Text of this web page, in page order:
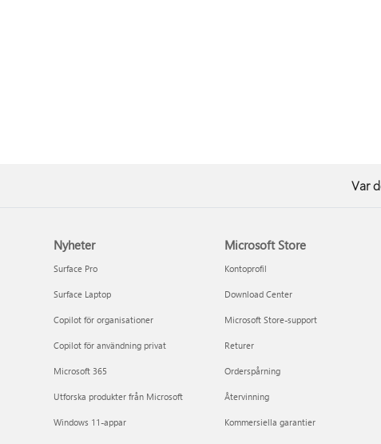
Var
Nyheter
Surface Pro
Surface Laptop
Copilot för organisationer
Copilot för användning privat
Microsoft 365
Utforska produkter från Microsoft
Windows 11-appar
Microsoft Store
Kontoprofil
Download Center
Microsoft Store-support
Returer
Orderspårning
Återvinning
Kommersiella garantier